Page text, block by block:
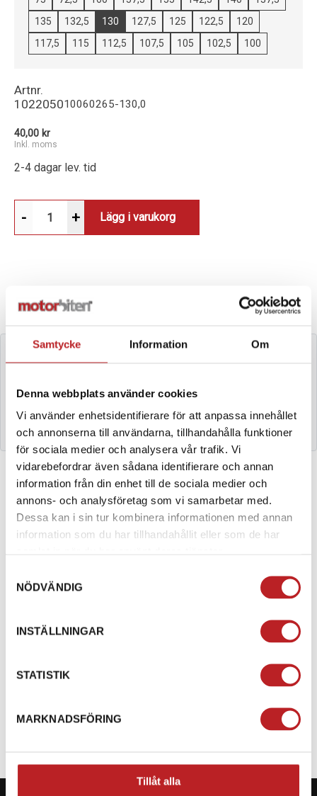
Samtycke Information Om
Denna webbplats använder cookies
Vi använder enhetsidentifierare för att anpassa innehållet
och annonserna till användarna, tillhandahålla funktioner
för sociala medier och analysera vår trafik. Vi
vidarebefordrar även sådana identifierare och annan
information från din enhet till de sociala medier och
annons- och analysföretag som vi samarbetar med.
Dessa kan i sin tur kombinera informationen med annan
information som du har tillhandahållit eller som de har
NÖDVÄNDIG
INSTÄLLNINGAR
STATISTIK
MARKNADSFÖRING
Tillåt alla
135
132,5 130 127,5 125 122,5
120
117,5
115 112,5 107,5 105 102,5 100
Artnr.
102205010060265-130,0
40,00 kr
Inkl. moms
2-4 dagar lev. tid
- + Lägg i varukorg
VALD VARIANT
1022050 10060265-130,0
Mikuni lilla munstycke 130,0
BESKRIVNING
Mikuni förgasarmunstycke.
Gänga / diameter: 5mm
SPECIFIKATION